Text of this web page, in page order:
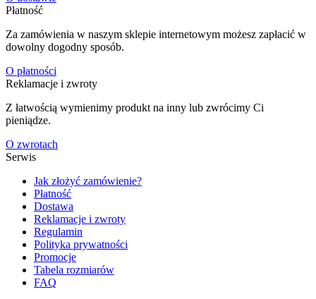
Płatność
Za zamówienia w naszym sklepie internetowym możesz zapłacić w
dowolny dogodny sposób.
O płatności
Reklamacje i zwroty
Z łatwością wymienimy produkt na inny lub zwrócimy Ci
pieniądze.
O zwrotach
Serwis
Jak złożyć zamówienie?
Płatność
Dostawa
Reklamacje i zwroty
Regulamin
Polityka prywatności
Promocje
Tabela rozmiarów
FAQ